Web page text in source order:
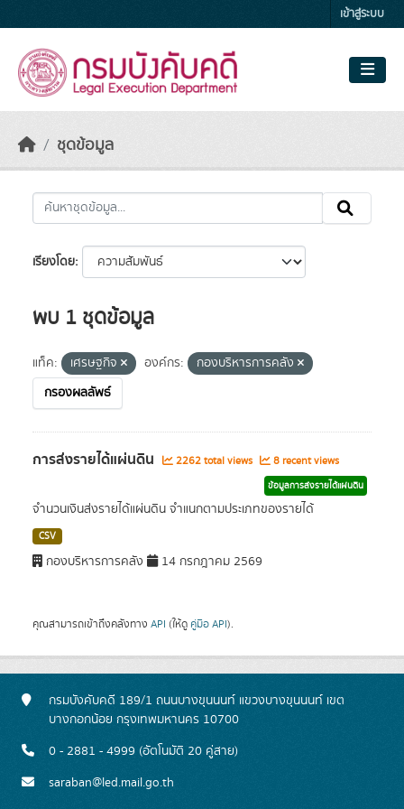
เข้าสู่ระบบ
ชุดข้อมูล
เรียงโดย
พบ 1 ชุดข้อมูล
แท็ค: เศรษฐกิจ องค์กร:
กองบริหารการคลัง
กรองผลลัพธ์
การส่งรายได้แผ่นดิน 2262 total views 8 recent views
ข้อมูลการส่งรายได้แผ่นดิน
จำนวนเงินส่งรายได้แผ่นดิน จำแนกตามประเภทของรายได้
CSV
กองบริหารการคลัง 14 กรกฎาคม 2569
คุณสามารถเข้าถึงคลังทาง API (ให้ดู คู่มือ API).
กรมบังคับคดี 189/1 ถนนบางขุนนนท์ แขวงบางขุนนนท์ เขต
บางกอกน้อย กรุงเทพมหานคร 10700
0 - 2881 - 4999 (อัตโนมัติ 20 คู่สาย)
saraban@led.mail.go.th